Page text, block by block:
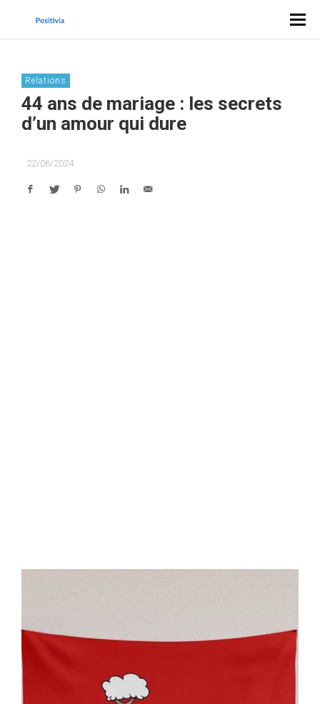
Relations
44 ans de mariage : les secrets
d’un amour qui dure
22/06/2024